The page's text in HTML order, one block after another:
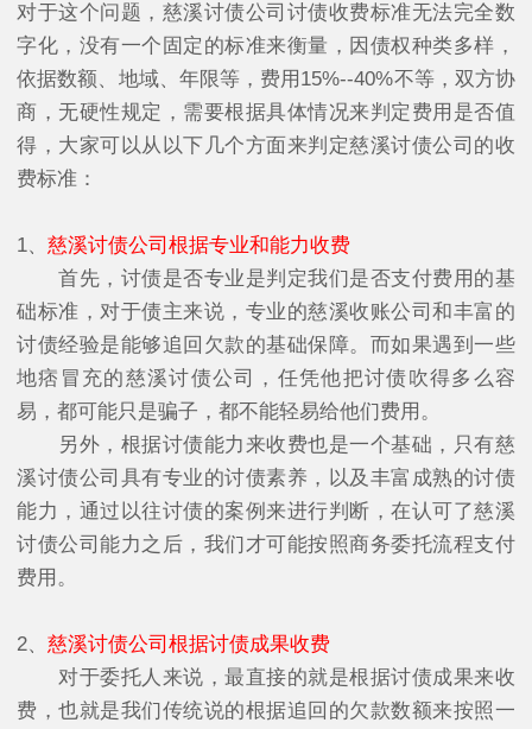
对于这个问题，慈溪讨债公司讨债收费标准无法完全数
字化，没有一个固定的标准来衡量，因债权种类多样，
依据数额、地域、年限等，费用15%--40%不等，双方协
商，无硬性规定，需要根据具体情况来判定费用是否值
得，大家可以从以下几个方面来判定慈溪讨债公司的收
费标准：
1、 慈溪讨债公司根据专业和能力收费
首先，讨债是否专业是判定我们是否支付费用的基
础标准，对于债主来说，专业的慈溪收账公司和丰富的
讨债经验是能够追回欠款的基础保障。而如果遇到一些
地痞冒充的慈溪讨债公司，任凭他把讨债吹得多么容
易，都可能只是骗子，都不能轻易给他们费用。
另外，根据讨债能力来收费也是一个基础，只有慈
溪讨债公司具有专业的讨债素养，以及丰富成熟的讨债
能力，通过以往讨债的案例来进行判断，在认可了慈溪
讨债公司能力之后，我们才可能按照商务委托流程支付
费用。
2、 慈溪讨债公司根据讨债成果收费
对于委托人来说，最直接的就是根据讨债成果来收
费，也就是我们传统说的根据追回的欠款数额来按照一